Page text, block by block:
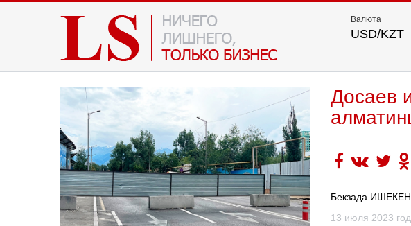
Валюта
USD/KZT
Досаев
Бекзада
13 июля 2023